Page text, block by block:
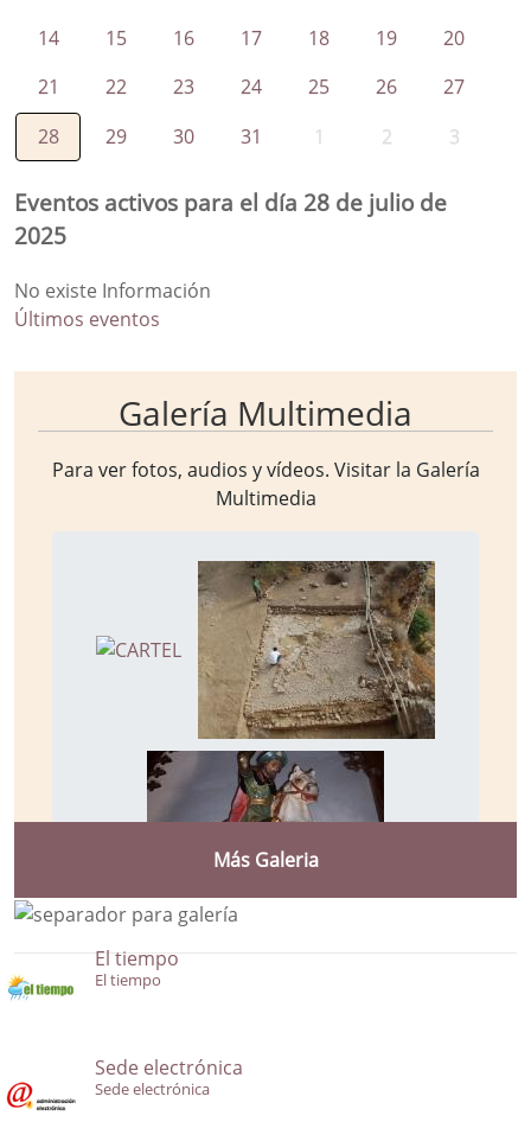
14
15 16 17 18 19
20
21
22 23 24 25 26
27
28
29 30 31 1 2 3
Eventos activos para el día 28 de julio de
2025
No existe Información
Últimos eventos
Galería Multimedia
Para ver fotos, audios y vídeos. Visitar la Galería
Multimedia
Más Galeria
El tiempo
El tiempo
Sede electrónica
Sede electrónica